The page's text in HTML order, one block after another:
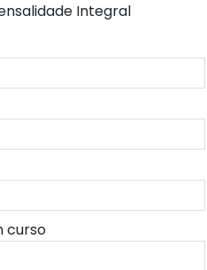
Integral
curso